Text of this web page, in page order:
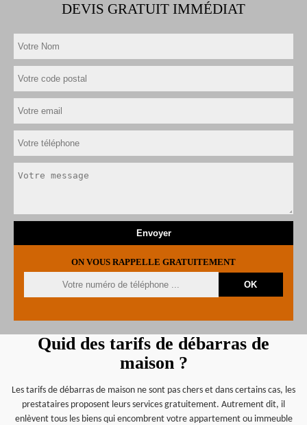
DEVIS GRATUIT IMMÉDIAT
ON VOUS RAPPELLE GRATUITEMENT
Quid des tarifs de débarras de
maison ?
Les tarifs de débarras de maison ne sont pas chers et dans certains cas, les
prestataires proposent leurs services gratuitement. Autrement dit, il
enlèvent tous les biens qui encombrent votre appartement ou immeuble